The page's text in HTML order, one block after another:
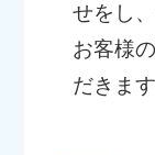
せをし
お客様
だきます